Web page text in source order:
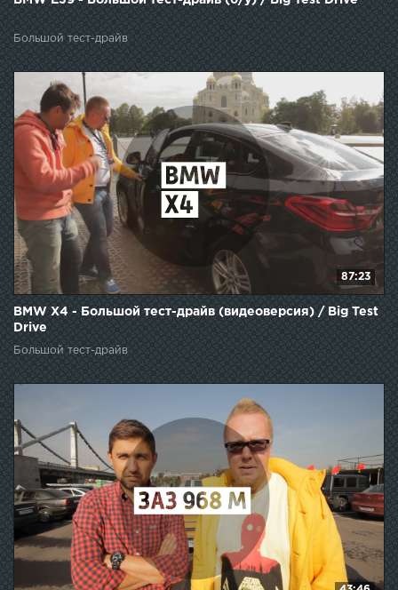
Большой тест-драйв
87:23
BMW X4 - Большой тест-драйв (видеоверсия) / Big Test
Drive
Большой тест-драйв